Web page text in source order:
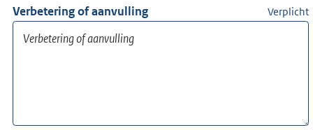
Verbetering of aanvulling Verplicht